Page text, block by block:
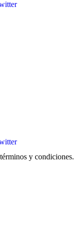
y condiciones.